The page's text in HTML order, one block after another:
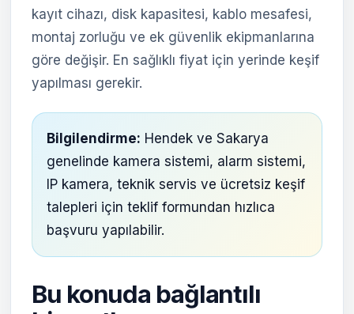
kayıt cihazı, disk kapasitesi, kablo mesafesi,
montaj zorluğu ve ek güvenlik ekipmanlarına
göre değişir. En sağlıklı fiyat için yerinde keşif
yapılması gerekir.
Bilgilendirme: Hendek ve Sakarya
genelinde kamera sistemi, alarm sistemi,
IP kamera, teknik servis ve ücretsiz keşif
talepleri için teklif formundan hızlıca
başvuru yapılabilir.
Bu konuda bağlantılı